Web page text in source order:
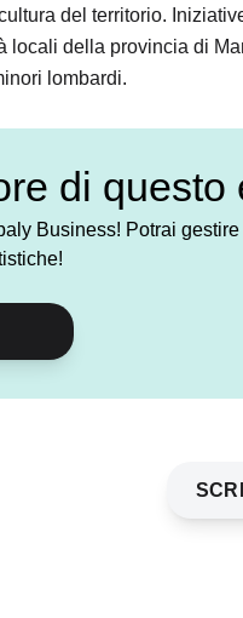
del territorio.
locali della provincia di
lombardi.
di questo
Business! Potrai